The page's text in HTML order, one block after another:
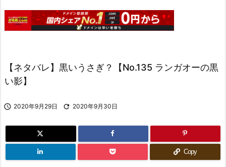
【ネタバレ】黒いうさぎ？【No.135 ランガオーの黒
い影】
 2020年9月29日  2020年9月30日
Copy